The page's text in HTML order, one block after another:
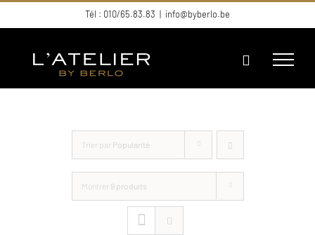
au
contenu
Tél : 010/65.83.83 | info@byberlo.be
Trier par Popularité
Montrer 9 produits